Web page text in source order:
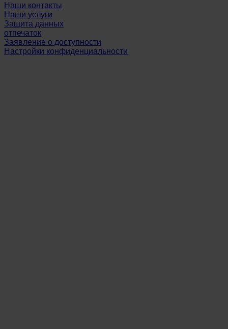
Наши контакты
Наши услуги
Защита данных
отпечаток
Заявление о доступности
Настройки конфиденциальности